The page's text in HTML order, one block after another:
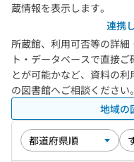
蔵情報を表示します。
連携
所蔵館、利用可否等の詳
ト・データベースで直接
とが可能かなど、資料の
の図書館へご相談ください
地域の